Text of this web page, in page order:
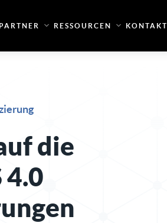
PARTNER RESSOURCEN KONTAKT
die
4.0